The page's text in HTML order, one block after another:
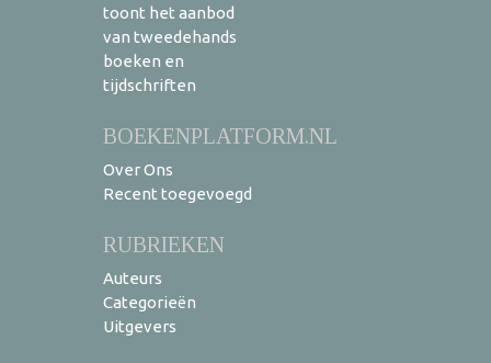
toont het aanbod
van tweedehands
boeken en
tijdschriften
BOEKENPLATFORM.NL
Over Ons
Recent toegevoegd
RUBRIEKEN
Auteurs
Categorieën
Uitgevers